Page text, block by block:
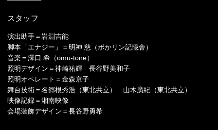
スタッフ
演出助手＝岩淵吉能
脚本「エナジー」＝明神 慈（ポかリン記憶舎）
音楽＝澤口 希（omu-tone）
照明デザイン＝神崎祐輝 長谷野美和子
照明オペレート＝金森京子
舞台技術＝名郷根秀浩（東北共立） 山木廣紀（東北共立）
映像記録＝湘南映像
会場装飾デザイン＝長谷野勇希